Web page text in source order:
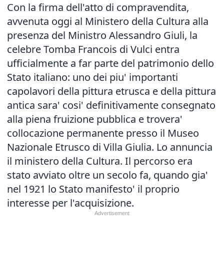
Con la firma dell'atto di compravendita,
avvenuta oggi al Ministero della Cultura alla
presenza del Ministro Alessandro Giuli, la
celebre Tomba Francois di Vulci entra
ufficialmente a far parte del patrimonio dello
Stato italiano: uno dei piu' importanti
capolavori della pittura etrusca e della pittura
antica sara' cosi' definitivamente consegnato
alla piena fruizione pubblica e trovera'
collocazione permanente presso il Museo
Nazionale Etrusco di Villa Giulia. Lo annuncia
il ministero della Cultura. Il percorso era
stato avviato oltre un secolo fa, quando gia'
nel 1921 lo Stato manifesto' il proprio
interesse per l'acquisizione.